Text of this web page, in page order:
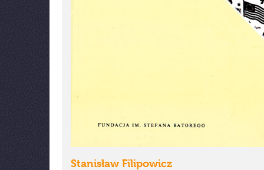
Stanisław Filipowicz